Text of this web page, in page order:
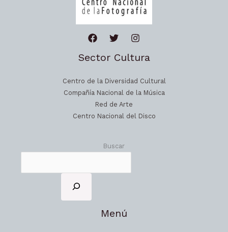
Sector Cultura
Centro de la Diversidad Cultural
Compañía Nacional de la Música
Red de Arte
Centro Nacional del Disco
Buscar
Menú